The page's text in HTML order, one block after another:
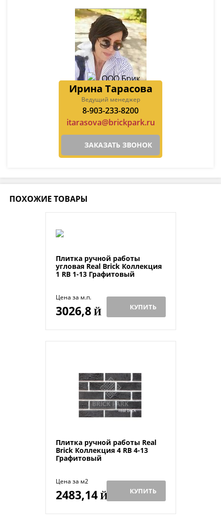
Ирина Тарасова
Ведущий менеджер
8-903-233-8200
itarasova@brickpark.ru
ЗАКАЗАТЬ ЗВОНОК
ПОХОЖИЕ ТОВАРЫ
Плитка ручной работы
угловая Real Brick Коллекция
1 RB 1-13 Графитовый
Цена за м.п.
3026,8Й КУПИТЬ
Плитка ручной работы Real
Brick Коллекция 4 RB 4-13
Графитовый
Цена за м2
2483,14Й КУПИТЬ